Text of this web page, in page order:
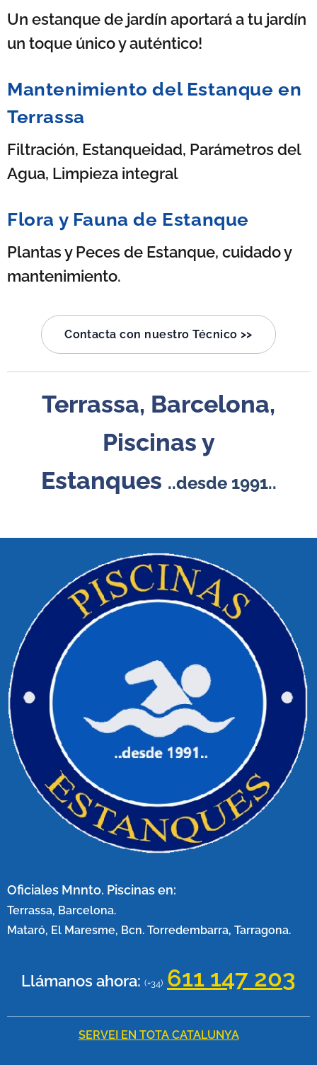
Un estanque de jardín aportará a tu jardín
un toque único y auténtico!
Mantenimiento del Estanque en
Terrassa
Filtración, Estanqueidad, Parámetros del
Agua, Limpieza integral
Flora y Fauna de Estanque
Plantas y Peces de Estanque, cuidado y
mantenimiento.
Contacta con nuestro Técnico >>
Terrassa, Barcelona,
Piscinas y
Estanques ..desde 1991..
Oficiales Mnnto. Piscinas en:
Terrassa, Barcelona.
Mataró, El Maresme, Bcn. Torredembarra, Tarragona.
Llámanos ahora: (+34) 611 147 203
SERVEI EN TOTA CATALUNYA